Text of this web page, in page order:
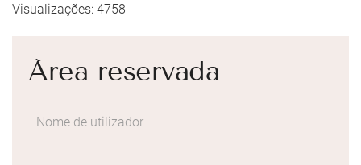
Visualizações: 4758
Área reservada